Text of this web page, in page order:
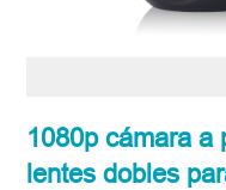
1080p cámara a
lentes dobles